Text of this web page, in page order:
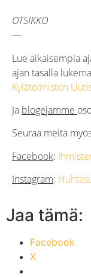
OTSIKKO
—
Lue aikaisempia
ajan tasalla
Kylätoimiston
Ja blogejamme
Seuraa meitä
Facebook:
Instagram:
Jaa tämä:
Facebook
X